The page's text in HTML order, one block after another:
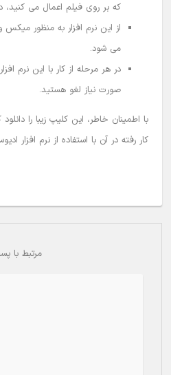
که بر روی فیلم اعمال می کنید،
از این نرم افزار به منظور میکس و
می شود.
در هر مرحله از کار با این نرم
صورت نیاز لغو هستید.
با اطمینان خاطر، این کلیپ زیبا را
کار رفته در آن با استفاده از نرم افزار
مرتبط با